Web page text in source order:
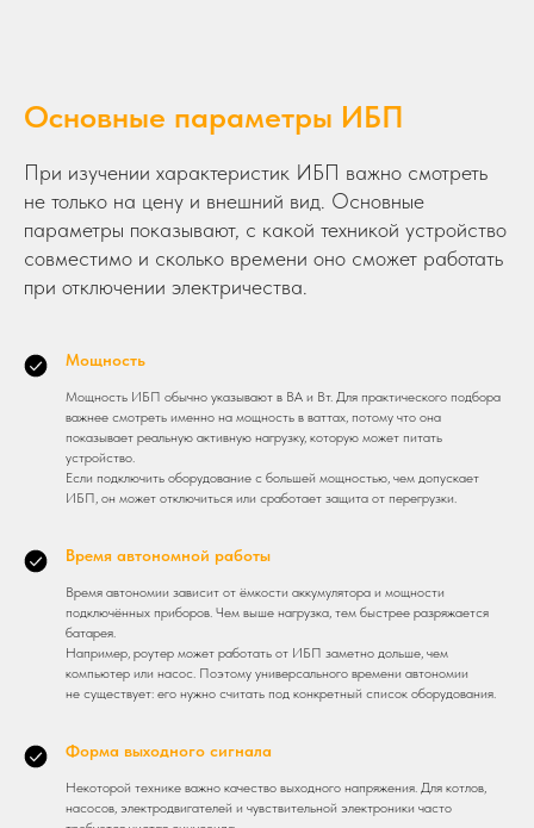
Основные параметры ИБП
При изучении характеристик ИБП важно смотреть
не только на цену и внешний вид. Основные
параметры показывают, с какой техникой устройство
совместимо и сколько времени оно сможет работать
при отключении электричества.
Мощность
Мощность ИБП обычно указывают в ВА и Вт. Для практического подбора
важнее смотреть именно на мощность в ваттах, потому что она
показывает реальную активную нагрузку, которую может питать
устройство.
Если подключить оборудование с большей мощностью, чем допускает
ИБП, он может отключиться или сработает защита от перегрузки.
Время автономной работы
Время автономии зависит от ёмкости аккумулятора и мощности
подключённых приборов. Чем выше нагрузка, тем быстрее разряжается
батарея.
Например, роутер может работать от ИБП заметно дольше, чем
компьютер или насос. Поэтому универсального времени автономии
не существует: его нужно считать под конкретный список оборудования.
Форма выходного сигнала
Некоторой технике важно качество выходного напряжения. Для котлов,
насосов, электродвигателей и чувствительной электроники часто